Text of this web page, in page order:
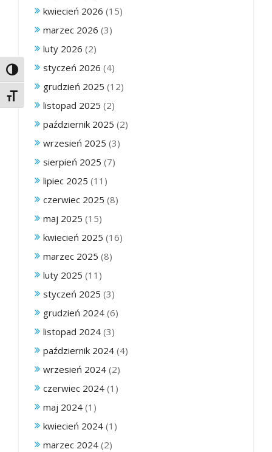
Toggle High Contrast
Toggle Font size
kwiecień 2026 (15)
marzec 2026 (3)
luty 2026 (2)
styczeń 2026 (4)
grudzień 2025 (12)
listopad 2025 (2)
październik 2025 (2)
wrzesień 2025 (3)
sierpień 2025 (7)
lipiec 2025 (11)
czerwiec 2025 (8)
maj 2025 (15)
kwiecień 2025 (16)
marzec 2025 (8)
luty 2025 (11)
styczeń 2025 (3)
grudzień 2024 (6)
listopad 2024 (3)
październik 2024 (4)
wrzesień 2024 (2)
czerwiec 2024 (1)
maj 2024 (1)
kwiecień 2024 (1)
marzec 2024 (2)